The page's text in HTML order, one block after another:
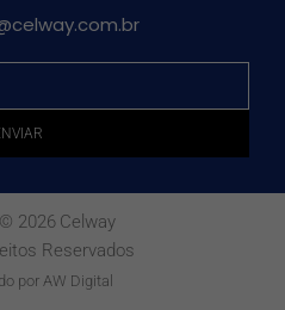
2026 Celway
Reservados
por AW Digital